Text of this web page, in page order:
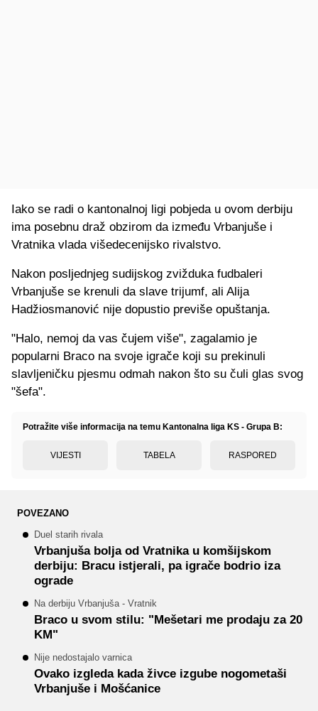
Iako se radi o kantonalnoj ligi pobjeda u ovom derbiju
ima posebnu draž obzirom da između Vrbanjuše i
Vratnika vlada višedecenijsko rivalstvo.
Nakon posljednjeg sudijskog zvižduka fudbaleri
Vrbanjuše se krenuli da slave trijumf, ali Alija
Hadžiosmanović nije dopustio previše opuštanja.
"Halo, nemoj da vas čujem više", zagalamio je
popularni Braco na svoje igrače koji su prekinuli
slavljeničku pjesmu odmah nakon što su čuli glas svog
"šefa".
Potražite više informacija na temu Kantonalna liga KS - Grupa B:
VIJESTI TABELA RASPORED
POVEZANO
Duel starih rivala
Vrbanjuša bolja od Vratnika u komšijskom
derbiju: Bracu istjerali, pa igrače bodrio iza
ograde
Na derbiju Vrbanjuša - Vratnik
Braco u svom stilu: "Mešetari me prodaju za 20
KM"
Nije nedostajalo varnica
Ovako izgleda kada živce izgube nogometaši
Vrbanjuše i Mošćanice